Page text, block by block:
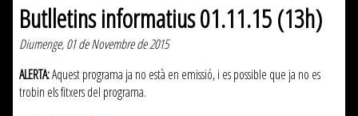
Butlletins informatius 01.11.15 (13h)
Diumenge, 01 de Novembre de 2015
ALERTA:Aquest programa ja no està en emissió, i es possible que ja no es
trobin els fitxers del programa.